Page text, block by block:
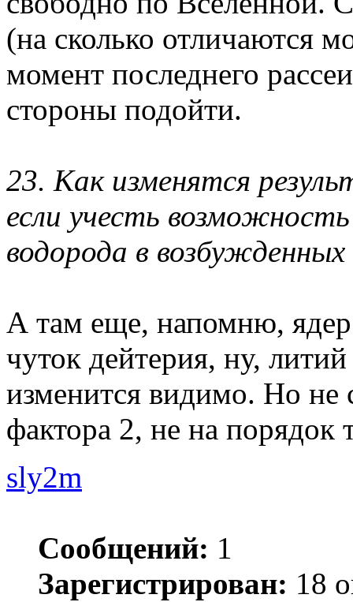
(на сколько отличаются
момент последнего
стороны подойти.
23. Как изменятся
если учесть
водорода в
А там еще, напомню,
чуток дейтерия, ну,
изменится видимо. Но не
фактора 2, не на порядок
sly2m
Сообщений: 1
Зарегистрирован: 18